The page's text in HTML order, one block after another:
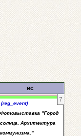
вс
7
(reg_event)
Фотовыставка "Город
солнца. Архитектура
коммунизма."